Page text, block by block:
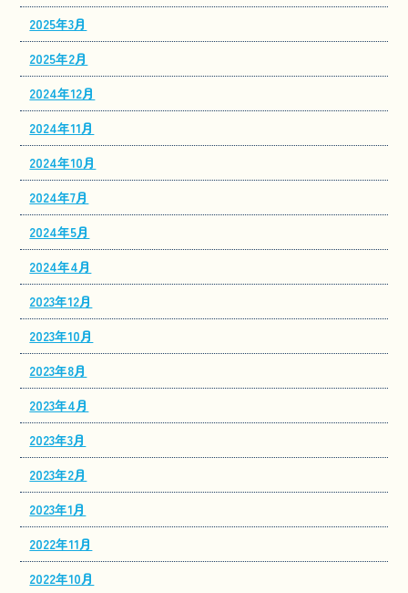
2025年3月
2025年2月
2024年12月
2024年11月
2024年10月
2024年7月
2024年5月
2024年4月
2023年12月
2023年10月
2023年8月
2023年4月
2023年3月
2023年2月
2023年1月
2022年11月
2022年10月